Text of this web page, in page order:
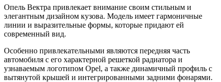
Опель Вектра привлекает внимание своим стильным и
элегантным дизайном кузова. Модель имеет гармоничные
линии и выразительные формы, которые придают ей
современный вид.
Особенно привлекательными являются передняя часть
автомобиля с его характерной решеткой радиатора и
узнаваемым логотипом Opel, а также динамичный профиль с
вытянутой крышей и интегрированными задними фонарями.